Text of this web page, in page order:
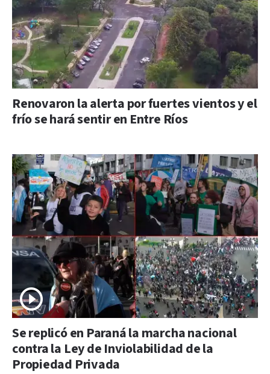
Renovaron la alerta por fuertes vientos y el
frío se hará sentir en Entre Ríos
Se replicó en Paraná la marcha nacional
contra la Ley de Inviolabilidad de la
Propiedad Privada